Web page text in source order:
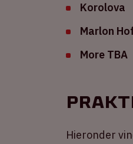
Korolova
Marlon
More TBA
Hieronder